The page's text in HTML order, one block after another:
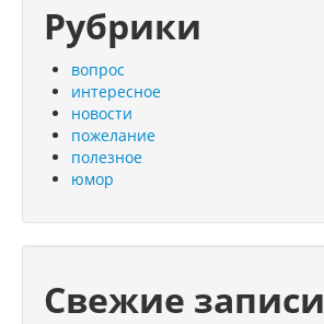
Рубрики
вопрос
интересное
новости
пожелание
полезное
юмор
Свежие записи